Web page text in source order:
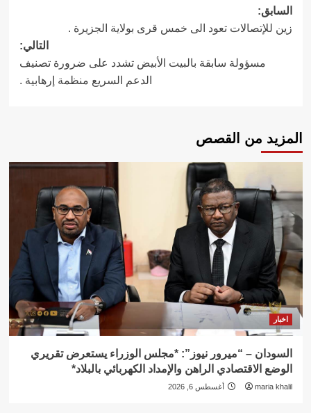
تصفّح
المقالات
السابق:
زين للإتصالات تعود الى خمس قرى بولاية الجزيرة .
التالي:
مسؤولة سابقة بالبيت الأبيض تشدد على ضرورة تصنيف
الدعم السريع منظمة إرهابية .
المزيد من القصص
اخبار
السودان – “ميرور نيوز”: *مجلس الوزراء يستعرض تقريري
الوضع الاقتصادي الراهن والإمداد الكهربائي بالبلاد*
maria khalil أغسطس 6, 2026